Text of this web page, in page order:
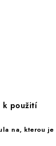
k použití
na, kterou